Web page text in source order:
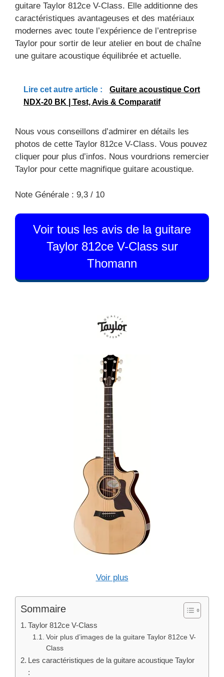
guitare Taylor 812ce V-Class. Elle additionne des
caractéristiques avantageuses et des matériaux
modernes avec toute l’expérience de l’entreprise
Taylor pour sortir de leur atelier en bout de chaîne
une guitare acoustique équilibrée et actuelle.
Lire cet autre article :
Guitare acoustique Cort
NDX-20 BK | Test, Avis & Comparatif
Nous vous conseillons d’admirer en détails les
photos de cette Taylor 812ce V-Class. Vous pouvez
cliquer pour plus d’infos. Nous vourdrions remercier
Taylor pour cette magnifique guitare acoustique.
Note Générale : 9,3 / 10
Voir tous les avis de la guitare
Taylor 812ce V-Class sur
Thomann
Voir plus
Sommaire
Taylor 812ce V-Class
Voir plus d’images de la guitare Taylor 812ce V-
Class
Les caractéristiques de la guitare acoustique Taylor
: